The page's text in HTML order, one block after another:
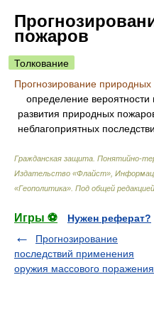
пожаров
Толкование
Прогнозирование
определение вероятности
развития природных
неблагоприятных
Гражданская защита. Понятийно-
Издательство «Флайст»,
«Геополитика» Под общей
Игры ⚽
Нужен реферат?
Прогнозирование
последствий применения
оружия массового поражения